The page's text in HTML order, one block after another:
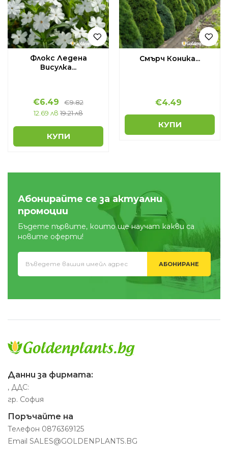
Флокс Ледена
Висулка...
€6.49 €9.82
12.69 лв 19.21 лв
КУПИ
Смърч Коника...
€4.49
КУПИ
Абонирайте се за актуални
промоции
Бъдете първите, които ще научат какви са
новите оферти!
АБОНИРАНЕ
Данни за фирмата:
, ДДС:
гр. София
Поръчайте на
Телефон 0876369125
Email SALES@GOLDENPLANTS.BG